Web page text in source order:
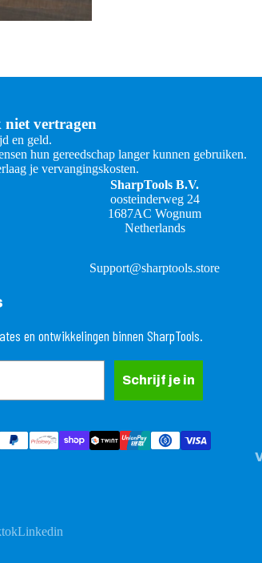
niet vertragen
en geld.
hun gereedschap langer kunnen gebruiken.
je vervangingskosten.
SharpTools B.V.
oosteinderweg 24
1687AC Wognum
Netherlands
Support@sharptools.store
en ontwikkelingen binnen SharpTools.
Schrijf je in
Linkedin